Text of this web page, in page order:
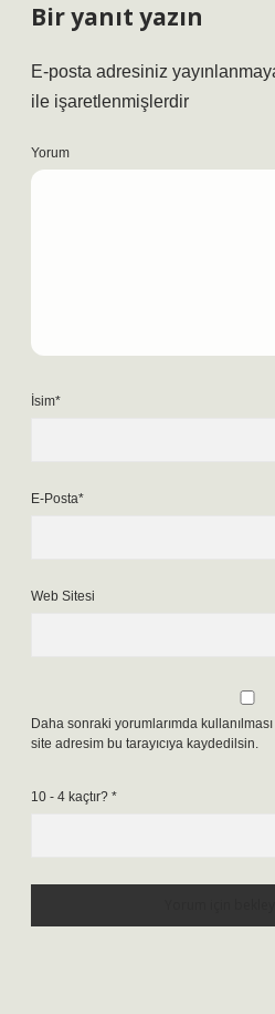
Bir yanıt yazın
E-posta adresiniz
ile işaretlenmişlerdir
Yorum
İsim*
E-Posta*
Web Sitesi
Daha sonraki yorumlarımda
site adresim bu tarayıcıya kaydedilsin.
10 - 4 kaçtır? *